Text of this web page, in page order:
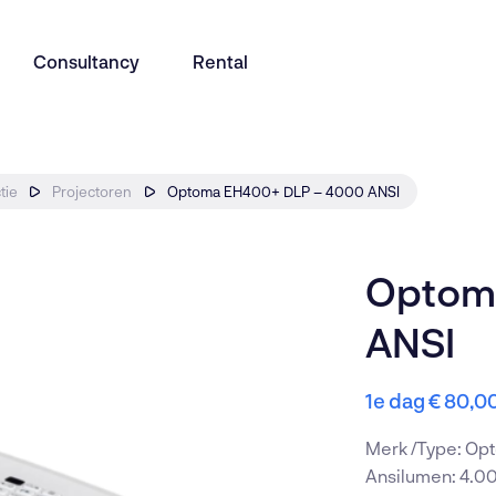
Consultancy Rental
op
085 246
Projectoren Optoma EH400+ DLP – 4000 ANSI
ANSI
1e dag€
Merk /Type:
Ansilumen: